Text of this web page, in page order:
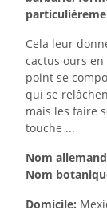
Cela leur
cactus ours
point se
qui se
mais les faire
touche ...
Nom
Nom
Domicile: